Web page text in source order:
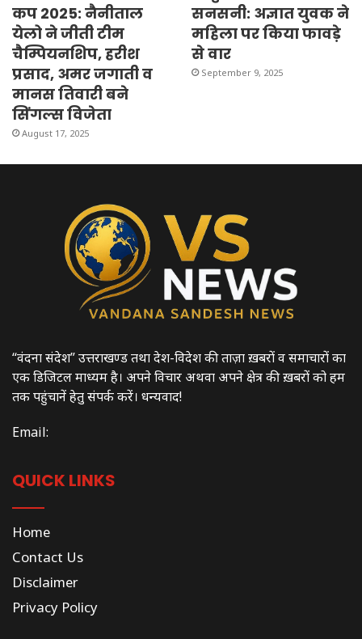
कप 2025: नैनीताल
येलो ने जीती टीम
चैम्पियनशिप, हरीश
प्रसाद, अमर जगाती व
मानस तिवारी बने
सिंगल्स विजेता
August 17, 2025
सनसनी: अज्ञात युवक ने
महिला पर किया फावड़े
से वार
September 9, 2025
“वंदना संदेश” उत्तराखण्ड तथा देश-विदेश की ताज़ा ख़बरों व समाचारों का
एक डिजिटल माध्यम है। अपने विचार अथवा अपने क्षेत्र की ख़बरों को हम
तक पहुंचानें हेतु संपर्क करें। धन्यवाद!
Email:
QUICK LINKS
Home
Contact Us
Disclaimer
Privacy Policy